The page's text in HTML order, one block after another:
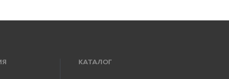
КАТАЛОГ